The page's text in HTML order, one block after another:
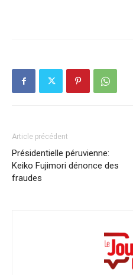
Article précédent
Présidentielle péruvienne:
Keiko Fujimori dénonce des
fraudes